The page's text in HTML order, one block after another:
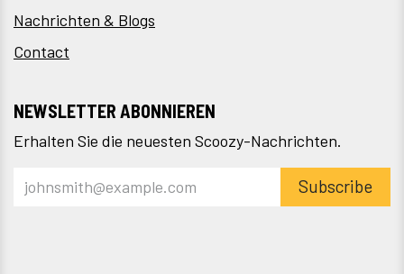
Nachrichten & Blogs
Contact
NEWSLETTER ABONNIEREN
Erhalten Sie die neuesten Scoozy-Nachrichten.
Subscribe